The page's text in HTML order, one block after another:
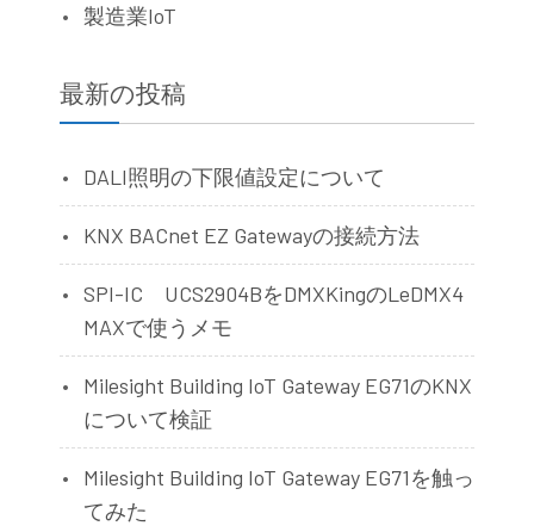
製造業IoT
最新の投稿
DALI照明の下限値設定について
KNX BACnet EZ Gatewayの接続方法
SPI-IC UCS2904BをDMXKingのLeDMX4
MAXで使うメモ
Milesight Building IoT Gateway EG71のKNX
について検証
Milesight Building IoT Gateway EG71を触っ
てみた